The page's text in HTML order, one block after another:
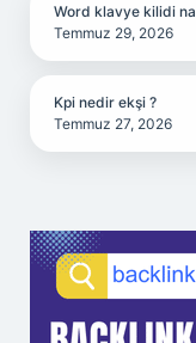
Word klavye kilidi
Temmuz 29, 2026
Kpi nedir ekşi ?
Temmuz 27, 2026